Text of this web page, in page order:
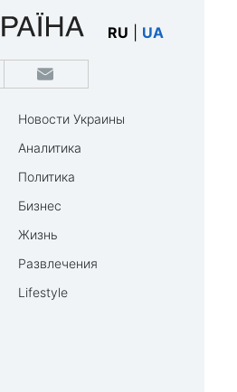
RU UA
Новости Украины
Аналитика
Политика
Бизнес
Жизнь
Развлечения
Lifestyle